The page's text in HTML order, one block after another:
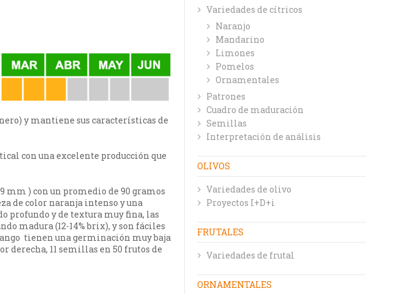
y mantiene sus características de
con una excelente producción que
mm ) con un promedio de 90 gramos
de color naranja intenso y una
profundo y de textura muy fina, las
madura (12-14% brix), y son fáciles
tienen una germinación muy baja
derecha, 11 semillas en 50 frutos de
Variedades de cítricos
Naranjo
Mandarino
Limones
Pomelos
Ornamentales
Patrones
Cuadro de maduración
Semillas
Interpretación de análisis
OLIVOS
Variedades de olivo
Proyectos I+D+i
FRUTALES
Variedades de frutal
ORNAMENTALES